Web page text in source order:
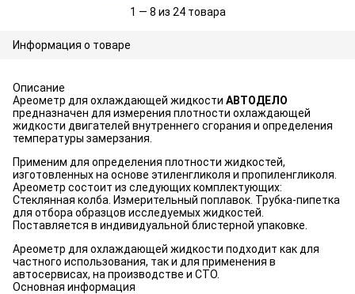
1 — 8 из 24 товара
Информация о товаре
Описание
Ареометр для охлаждающей жидкости АВТОДЕЛО
предназначен для измерения плотности охлаждающей
жидкости двигателей внутреннего сгорания и определения
температуры замерзания.
Применим для определения плотности жидкостей,
изготовленных на основе этиленгликоля и пропиленгликоля.
Ареометр состоит из следующих комплектующих:
Стеклянная колба. Измерительный поплавок. Трубка-пипетка
для отбора образцов исследуемых жидкостей.
Поставляется в индивидуальной блистерной упаковке.
Ареометр для охлаждающей жидкости подходит как для
частного использования, так и для применения в
автосервисах, на производстве и СТО.
Основная информация